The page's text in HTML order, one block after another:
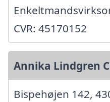
CVR: 45170152
Annika Lindgren
Bispehøjen 142,